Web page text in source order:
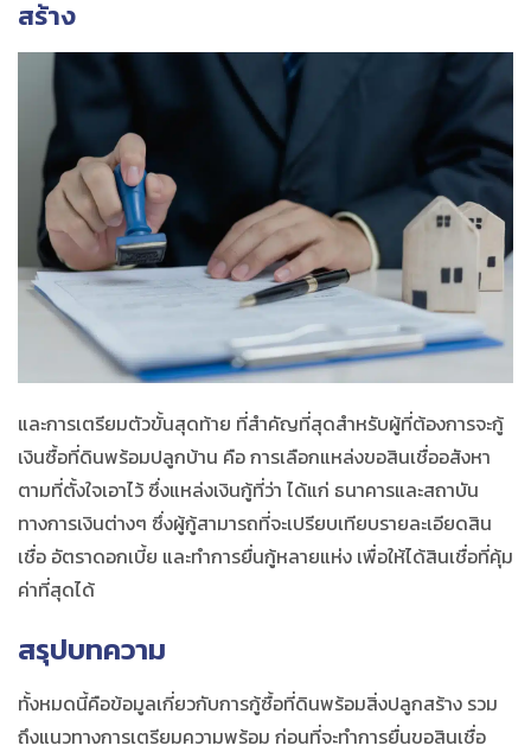
สร้าง
และการเตรียมตัวขั้นสุดท้าย ที่สำคัญที่สุดสำหรับผู้ที่ต้องการจะกู้
เงินซื้อที่ดินพร้อมปลูกบ้าน คือ การเลือกแหล่งขอสินเชื่ออสังหา
ตามที่ตั้งใจเอาไว้ ซึ่งแหล่งเงินกู้ที่ว่า ได้แก่ ธนาคารและสถาบัน
ทางการเงินต่างๆ ซึ่งผู้กู้สามารถที่จะเปรียบเทียบรายละเอียดสิน
เชื่อ อัตราดอกเบี้ย และทำการยื่นกู้หลายแห่ง เพื่อให้ได้สินเชื่อที่คุ้ม
ค่าที่สุดได้
สรุปบทความ
ทั้งหมดนี้คือข้อมูลเกี่ยวกับการกู้ซื้อที่ดินพร้อมสิ่งปลูกสร้าง รวม
ถึงแนวทางการเตรียมความพร้อม ก่อนที่จะทำการยื่นขอสินเชื่อ